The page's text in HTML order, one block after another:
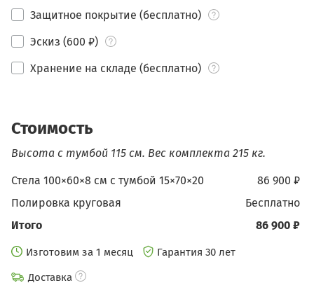
Защитное покрытие (бесплатно)
Эскиз (600 ₽)
Хранение на складе (бесплатно)
Стоимость
Высота с тумбой 115 см. Вес комплекта 215 кг.
86 900 ₽
Стела 100×60×8 см c тумбой 15×70×20
бесплатно
Полировка круговая
86 900 ₽
Итого
Изготовим за 1 месяц
Гарантия 30 лет
Доставка